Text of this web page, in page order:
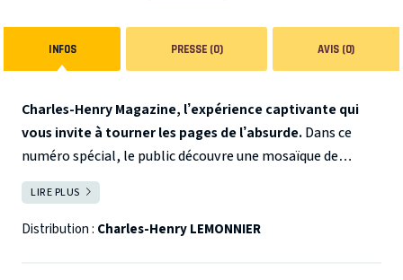
INFOS PRESSE (0) AVIS (0)
Charles-Henry Magazine, l’expérience captivante qui
vous invite à tourner les pages de l’absurde.Dans ce
numéro spécial, le public découvre une mosaïque de
personnages fascinants. Découvrez Bruno Olivier dans le
portrait de la semaine, Tim Rusty coach en réussite,
Thierry Stand-up, les céréales Chococroops nouvelle
LIRE PLUS
Distribution : Charles-Henry LEMONNIER